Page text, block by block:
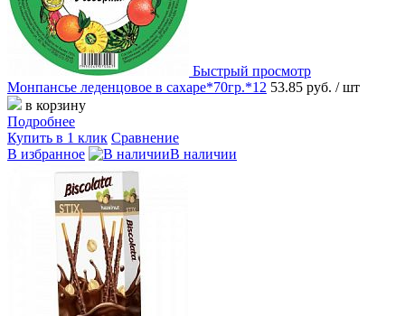
Быстрый просмотр
Монпансье леденцовое в сахаре*70гр.*12 53.85 руб. / шт
в корзину
Подробнее
Купить в 1 клик Сравнение
В избранное
В наличии